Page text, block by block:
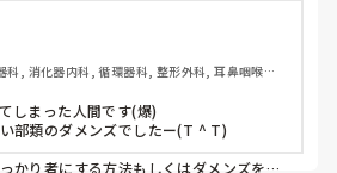
成り下がりました（笑）
にしてくるダメンズをしっかり者にす
い😂
科, 消化器内科, 循環器科, 整形外科, 耳鼻咽喉科,
しまった人間です(爆)
部類のダメンズでしたー(T ^ T)
かり者にする方法もしくはダメンズを見